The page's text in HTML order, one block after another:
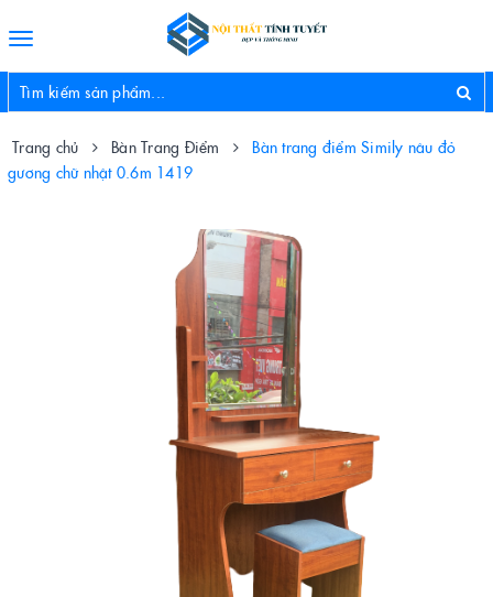
Toggle
Trang chủ Bàn Trang Điểm
Bàn trang điểm Simily nâu đỏ
gương chữ nhật 0.6m 1419